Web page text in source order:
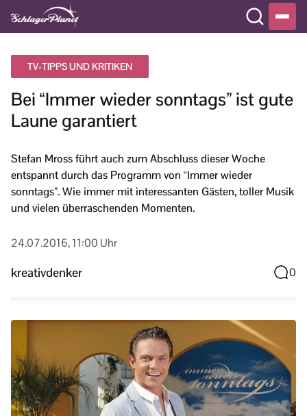
TV-TIPPS UND KRITIKEN
Bei “Immer wieder sonntags” ist gute
Laune garantiert
Stefan Mross führt auch zum Abschluss dieser Woche
entspannt durch das Programm von “Immer wieder
sonntags”. Wie immer mit interessanten Gästen, toller Musik
und vielen überraschenden Momenten.
24.07.2016, 11:00 Uhr
kreativdenker 0